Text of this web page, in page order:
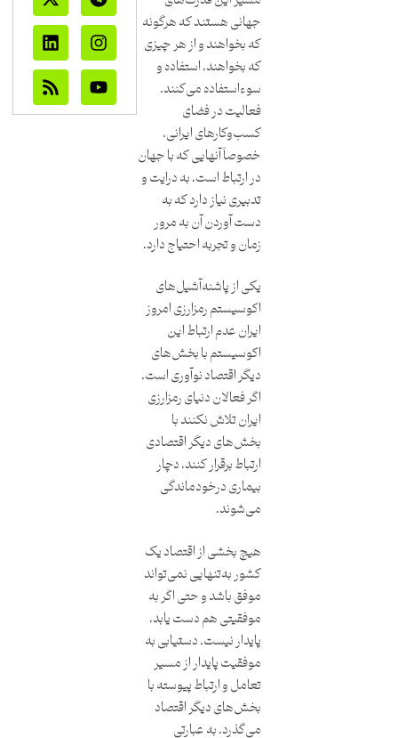
جهانی هستند که هرگونه
که بخواهند و از هر چیزی
که بخواهند، استفاده و
سوءاستفاده می‌کنند.
فعالیت در فضای
کسب‌وکارهای ایرانی،
خصوصاً آنهایی که با جهان
در ارتباط است، به درایت و
تدبیری نیاز دارد که به
دست آوردن آن به مرور
زمان و تجربه احتیاج دارد.
یکی از پاشنه‌آشیل‌های
اکوسیستم رمزارزی امروز
ایران عدم ارتباط این
اکوسیستم با بخش‌های
دیگر اقتصاد نوآوری است.
اگر فعالان دنیای رمزارزی
ایران تلاش نکنند با
بخش‌های دیگر اقتصادی
ارتباط برقرار کنند، دچار
بیماری درخودماندگی
می‌شوند.
هیچ بخشی از اقتصاد یک
کشور به‌تنهایی نمی‌تواند
موفق باشد و حتی اگر به
موفقیتی هم دست یابد،
پایدار نیست. دستیابی به
موفقیت پایدار از مسیر
تعامل و ارتباط پیوسته با
بخش‌های دیگر اقتصاد
می‌گذرد. به عبارتی